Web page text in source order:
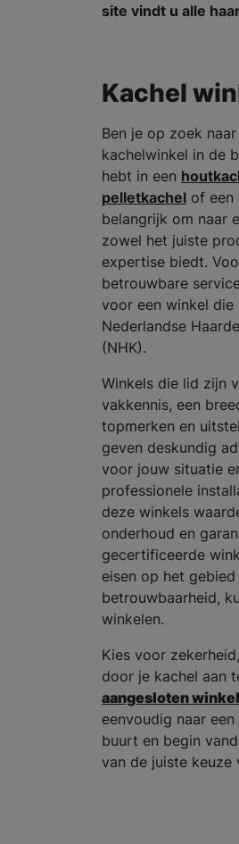
site vindt u alle
Kachel
Ben je op zoek
kachelwinkel in de
hebt in een
pelletkachel of een
belangrijk om naar
zowel het juiste
expertise biedt.
betrouwbare
voor een winkel die
Nederlandse
(NHK).
Winkels die lid zijn
vakkennis, een
topmerken en
geven deskundig
voor jouw situatie
professionele
deze winkels
onderhoud en
gecertificeerde
eisen op het
betrouwbaarheid,
winkelen.
Kies voor
door je kachel aan
aangesloten
eenvoudig naar
buurt en begin
van de juiste keuze